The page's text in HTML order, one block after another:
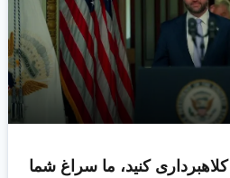
کنید، ما سراغ شما